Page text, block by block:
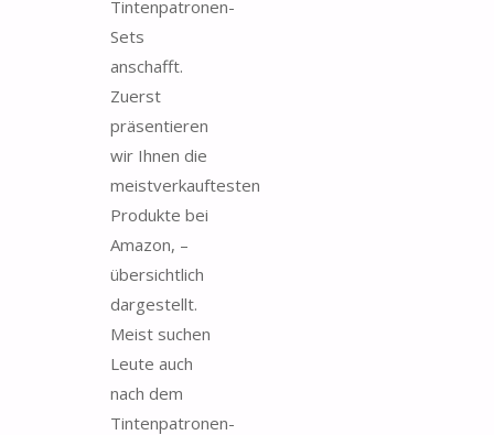
Tintenpatronen-
Sets
anschafft.
Zuerst
präsentieren
wir Ihnen die
meistverkauftesten
Produkte bei
Amazon, –
übersichtlich
dargestellt.
Meist suchen
Leute auch
nach dem
Tintenpatronen-